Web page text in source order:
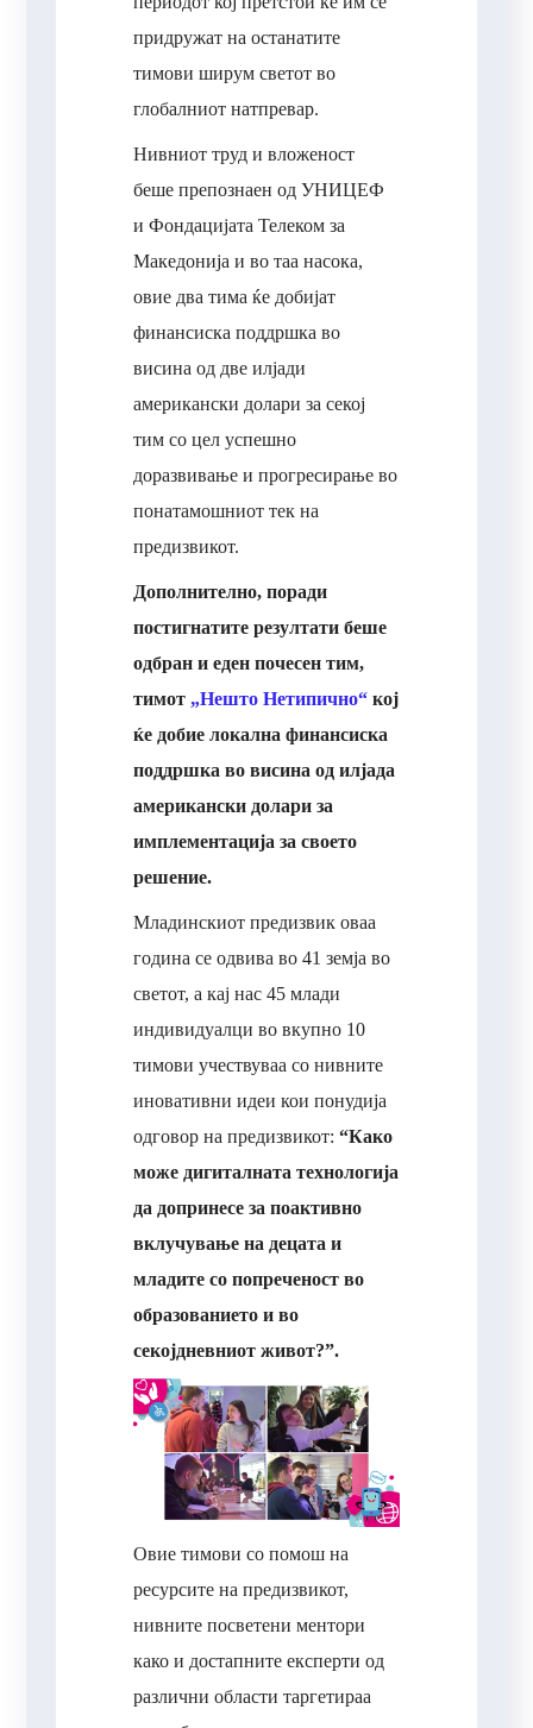
придружат на останатите
тимови ширум светот во
глобалниот натпревар.
Нивниот труд и вложеност
беше препознаен од УНИЦЕФ
и Фондацијата Телеком за
Македонија и во таа насока,
овие два тима ќе добијат
финансиска поддршка во
висина од две илјади
американски долари за секој
тим со цел успешно
доразвивање и прогресирање во
понатамошниот тек на
предизвикот.
Дополнително, поради
постигнатите резултати беше
одбран и еден почесен тим,
тимот „Нешто Нетипично“ кој
ќе добие локална финансиска
поддршка во висина од илјада
американски долари за
имплементација за своето
решение.
Младинскиот предизвик оваа
година се одвива во 41 земја во
светот, а кај нас 45 млади
индивидуалци во вкупно 10
тимови учествуваа со нивните
иновативни идеи кои понудија
одговор на предизвикот:“Како
може дигиталната технологија
да допринесе за поактивно
вклучување на децата и
младите со попреченост во
образованието и во
секојдневниот живот?”.
Овие тимови со помош на
ресурсите на предизвикот,
нивните посветени ментори
како и достапните експерти од
различни области таргетираа